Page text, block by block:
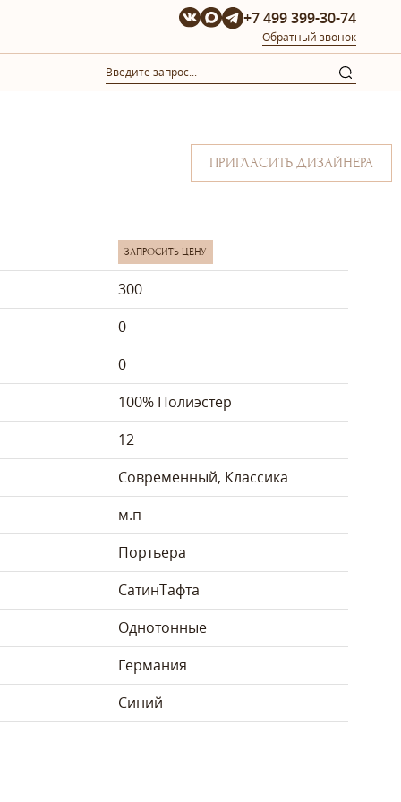
+7 499 399-30-74
Обратный звонок
ПРИГЛАСИТЬ ДИЗАЙНЕРА
ЗАПРОСИТЬ ЦЕНУ
300
0
0
100% Полиэстер
12
Современный, Классика
м.п
Портьера
СатинТафта
Однотонные
Германия
Синий